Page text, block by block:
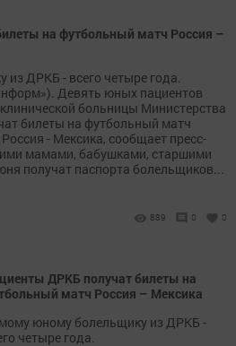
на футбольный матч Россия –
ДРКБ - всего четыре года.
Девять юных пациентов
больницы Министерства
билеты на футбольный матч
- Мексика, сообщает пресс-
мамами, бабушками, старшими
получат паспорта болельщиков...
889 0 0
ДРКБ получат билеты на
матч Россия – Мексика
юному болельщику из ДРКБ -
четыре года.